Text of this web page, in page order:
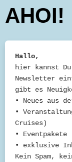
AHOI!
Hallo,
hier kannst
Newsletter
gibt es
• Neues aus
•
Cruises)
• Eventpakete
• exklusive
Kein Spam,